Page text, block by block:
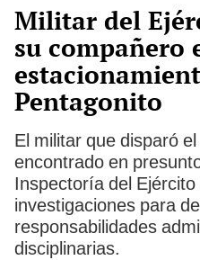
Militar del
su compañero
Pentagonito
El militar que disparó
encontrado en
Inspectoría del Ejército
investigaciones para
responsabilidades
disciplinarias.